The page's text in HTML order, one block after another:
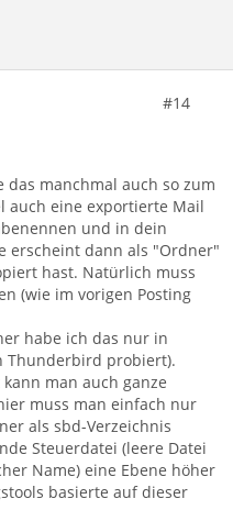
#14
das manchmal auch so zum
auch eine exportierte Mail
und in dein
erscheint dann als "Ordner"
hast. Natürlich muss
(wie im vorigen Posting
habe ich das nur in
Thunderbird probiert).
man auch ganze
muss man einfach nur
als sbd-Verzeichnis
Steuerdatei (leere Datei
Name) eine Ebene höher
basierte auf dieser